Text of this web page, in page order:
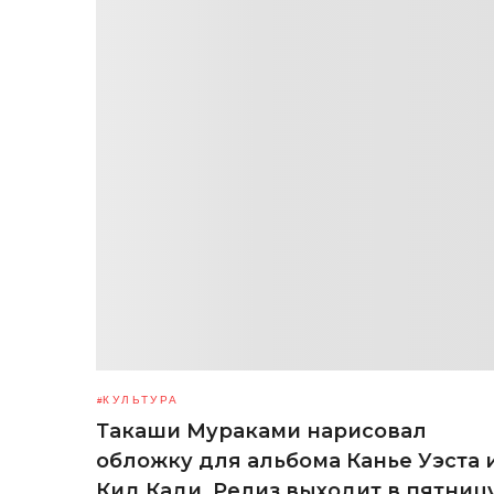
КУЛЬТУРА
Такаши Мураками нарисовал
обложку для альбома Канье Уэста